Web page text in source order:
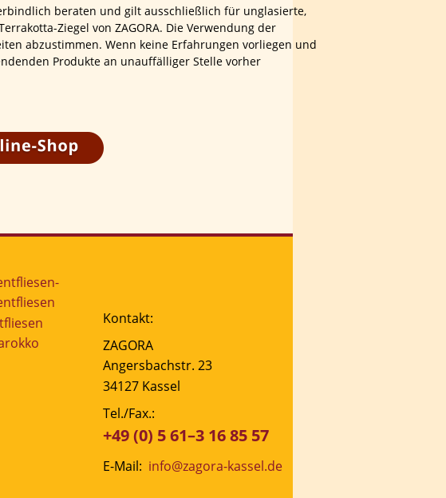
beraten und gilt ausschließlich für unglasierte,
Ziegel von ZAGORA. Die Verwendung der
abzustimmen. Wenn keine Erfahrungen vorliegen und
Produkte an unauffälliger Stelle vorher
Kontakt:
ZAGORA
Angersbachstr. 23
34127 Kassel
Tel./Fax.:
+49 (0) 5 61–3 16 85 57
E-Mail: info@zagora-kassel.de